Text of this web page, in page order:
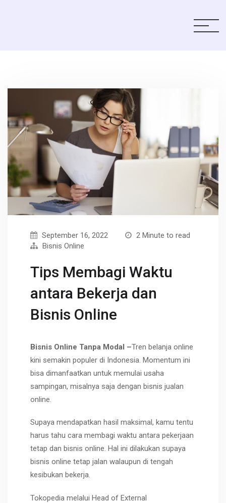
September 16, 2022
2 Minute to read
Bisnis Online
Tips Membagi Waktu
antara Bekerja dan
Bisnis Online
Bisnis Online Tanpa Modal –Tren belanja online
kini semakin populer di Indonesia. Momentum ini
bisa dimanfaatkan untuk memulai usaha
sampingan, misalnya saja dengan bisnis jualan
online.
Supaya mendapatkan hasil maksimal, kamu tentu
harus tahu cara membagi waktu antara pekerjaan
tetap dan bisnis online. Hal ini dilakukan supaya
bisnis online tetap jalan walaupun di tengah
kesibukan bekerja.
Tokopedia melalui Head of External